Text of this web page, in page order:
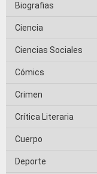
Biografias
Ciencia
Ciencias Sociales
Cómics
Crimen
Crítica Literaria
Cuerpo
Deporte